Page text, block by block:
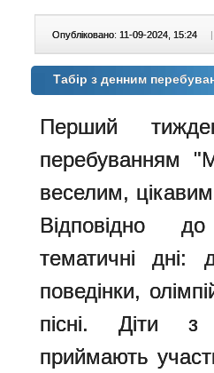
Опубліковано: 11-09-2024, 15:24 |
Табір з денним
Перший
веселим,
Відповідно
тематичні
поведінки,
пісні. Діти
приймають